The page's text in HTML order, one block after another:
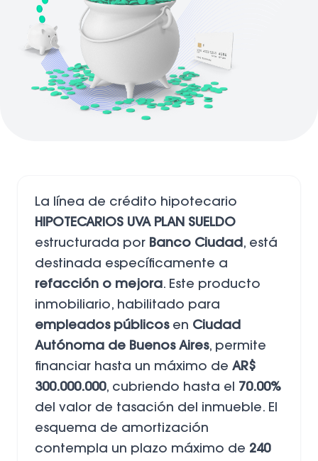
La línea de crédito hipotecario
HIPOTECARIOS UVA PLAN SUELDO
estructurada por Banco Ciudad , está
destinada específicamente a
refacción o mejora. Este producto
inmobiliario, habilitado para
empleados públicosen Ciudad
Autónoma de Buenos Aires, permite
financiar hasta un máximo de AR$
300.000.000, cubriendo hasta el 70.00%
del valor de tasación del inmueble. El
esquema de amortización
contempla un plazo máximo de 240